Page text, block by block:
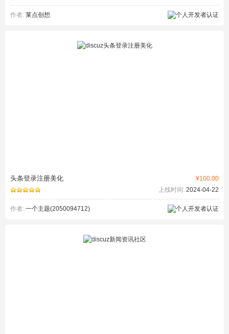
作者: 莱点创想
¥100.00
头条登录注册美化
上线时间: 2024-04-22
作者: 一个主题(2050094712)